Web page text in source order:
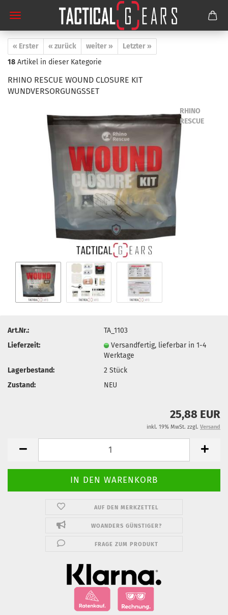
« Erster « zurück weiter »
Letzter »
18 Artikel in dieser Kategorie
RHINO RESCUE WOUND CLOSURE KIT
WUNDVERSORGUNGSSET
RHINO
RESCUE
Art.Nr.:
TA_1103
Lieferzeit:
Versandfertig, lieferbar in 1-4
Werktage
Lagerbestand:
2Stück
Zustand:
NEU
25,88 EUR
inkl. 19% MwSt. zzgl. Versand
AUF DEN MERKZETTEL
WOANDERS GÜNSTIGER?
FRAGE ZUM PRODUKT